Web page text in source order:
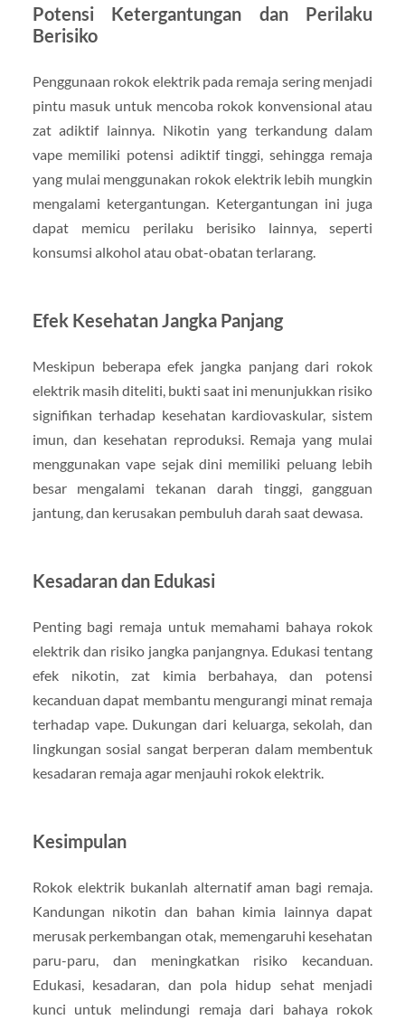
Potensi Ketergantungan dan Perilaku
Berisiko
Penggunaan rokok elektrik pada remaja sering menjadi
pintu masuk untuk mencoba rokok konvensional atau
zat adiktif lainnya. Nikotin yang terkandung dalam
vape memiliki potensi adiktif tinggi, sehingga remaja
yang mulai menggunakan rokok elektrik lebih mungkin
mengalami ketergantungan. Ketergantungan ini juga
dapat memicu perilaku berisiko lainnya, seperti
konsumsi alkohol atau obat-obatan terlarang.
Efek Kesehatan Jangka Panjang
Meskipun beberapa efek jangka panjang dari rokok
elektrik masih diteliti, bukti saat ini menunjukkan risiko
signifikan terhadap kesehatan kardiovaskular, sistem
imun, dan kesehatan reproduksi. Remaja yang mulai
menggunakan vape sejak dini memiliki peluang lebih
besar mengalami tekanan darah tinggi, gangguan
jantung, dan kerusakan pembuluh darah saat dewasa.
Kesadaran dan Edukasi
Penting bagi remaja untuk memahami bahaya rokok
elektrik dan risiko jangka panjangnya. Edukasi tentang
efek nikotin, zat kimia berbahaya, dan potensi
kecanduan dapat membantu mengurangi minat remaja
terhadap vape. Dukungan dari keluarga, sekolah, dan
lingkungan sosial sangat berperan dalam membentuk
kesadaran remaja agar menjauhi rokok elektrik.
Kesimpulan
Rokok elektrik bukanlah alternatif aman bagi remaja.
Kandungan nikotin dan bahan kimia lainnya dapat
merusak perkembangan otak, memengaruhi kesehatan
paru-paru, dan meningkatkan risiko kecanduan.
Edukasi, kesadaran, dan pola hidup sehat menjadi
kunci untuk melindungi remaja dari bahaya rokok